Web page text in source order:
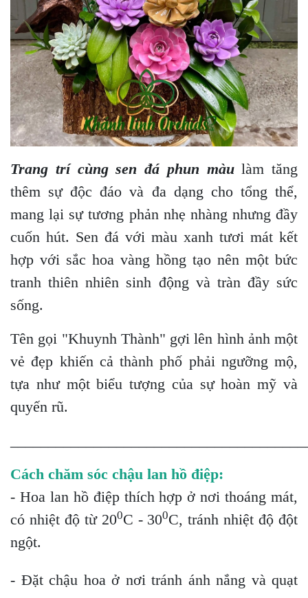
Trang trí cùng sen đá phun màulàm tăng
thêm sự độc đáo và đa dạng cho tổng thể,
mang lại sự tương phản nhẹ nhàng nhưng đầy
cuốn hút. Sen đá với màu xanh tươi mát kết
hợp với sắc hoa vàng hồng tạo nên một bức
tranh thiên nhiên sinh động và tràn đầy sức
sống.
Tên gọi "Khuynh Thành" gợi lên hình ảnh một
vẻ đẹp khiến cả thành phố phải ngưỡng mộ,
tựa như một biểu tượng của sự hoàn mỹ và
quyến rũ.
Cách chăm sóc chậu lan hồ điệp:
- Hoa lan hồ điệp thích hợp ở nơi thoáng mát,
có nhiệt độ từ 200C - 300C, tránh nhiệt độ đột
ngột.
- Đặt chậu hoa ở nơi tránh ánh nắng và quạt